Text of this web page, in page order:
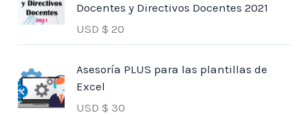
Docentes y Directivos Docentes 2021
USD $ 20
Asesoría PLUS para las plantillas de
Excel
USD $ 30